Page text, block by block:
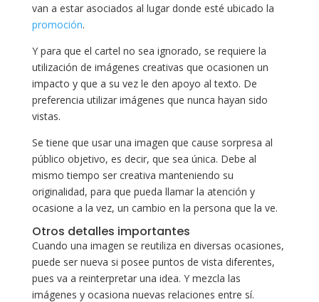
van a estar asociados al lugar donde esté ubicado la
promoción.
Y para que el cartel no sea ignorado, se requiere la
utilización de imágenes creativas que ocasionen un
impacto y que a su vez le den apoyo al texto. De
preferencia utilizar imágenes que nunca hayan sido
vistas.
Se tiene que usar una imagen que cause sorpresa al
público objetivo, es decir, que sea única. Debe al
mismo tiempo ser creativa manteniendo su
originalidad, para que pueda llamar la atención y
ocasione a la vez, un cambio en la persona que la ve.
Otros detalles importantes
Cuando una imagen se reutiliza en diversas ocasiones,
puede ser nueva si posee puntos de vista diferentes,
pues va a reinterpretar una idea. Y mezcla las
imágenes y ocasiona nuevas relaciones entre sí.